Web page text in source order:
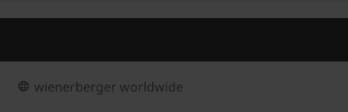
wienerberger worldwide